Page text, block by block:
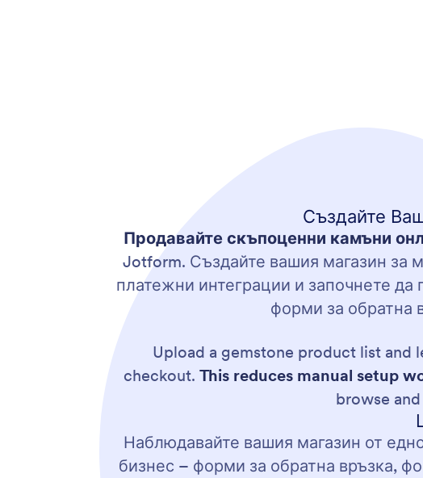
Създайте
Продавайте скъпоценни камъни
Jotform. Създайте вашия магазин за
платежни интеграции и започнете
форми за обратна
Upload a gemstone product list and
checkout.This reduces manual setup
browse
Наблюдавайте вашия магазин от
бизнес – форми за обратна връзка,